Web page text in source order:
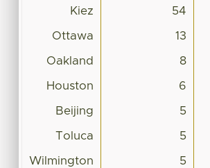
Kiez 54
Ottawa 13
Oakland 8
Houston 6
Beijing 5
Toluca 5
Wilmington 5